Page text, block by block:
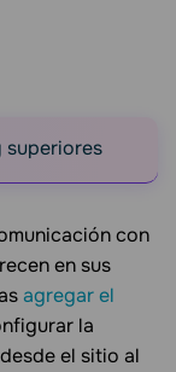
superiores
con
en sus
agregar el
la
el sitio al